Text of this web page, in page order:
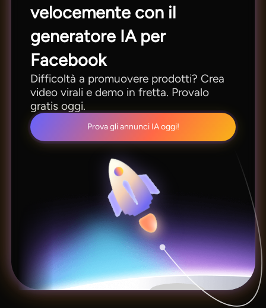
velocemente con il
generatore IA per
Facebook
Difficoltà a promuovere prodotti? Crea
video virali e demo in fretta. Provalo
gratis oggi.
Prova gli annunci IA oggi!